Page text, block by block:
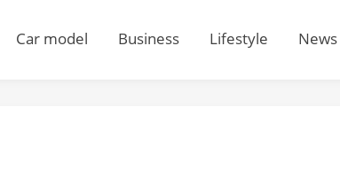
Car model Business Lifestyle News